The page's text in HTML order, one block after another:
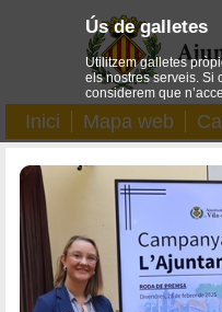
Inici Mapa web
Ús de galletes
Utilitzem galletes
els nostres serveis. Si
considerem que